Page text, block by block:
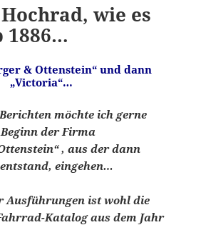
wie es
1886…
& Ottenstein“ und dann
„Victoria“…
möchte ich gerne
der Firma
, aus der dann
eingehen…
Ausführungen ist wohl die
Katalog aus dem Jahr